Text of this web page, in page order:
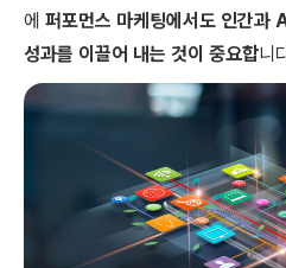
에 퍼포먼스 마케팅에서도 인간과
성과를 이끌어 내는 것이 중요합니